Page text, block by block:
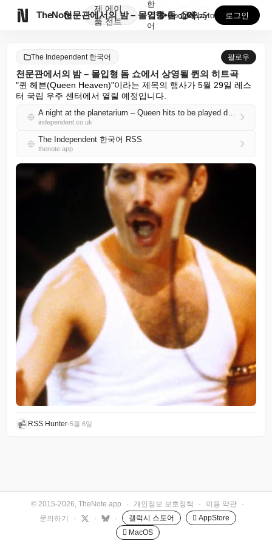
TheNote
제
품
에이
전트
천문관에서의 밤 – 몰입형 돔 쇼에서 상영될 퀸의 히트...
한
국
어
GooglePlay
AppStore 로그인
The Independent 한국어 팔로우
천문관에서의 밤 – 몰입형 돔 쇼에서 상영될 퀸의 히트곡
"퀸 헤븐(Queen Heaven)"이라는 제목의 행사가 5월 29일 레스
터 국립 우주 센터에서 열릴 예정입니다.
A night at the planetarium – Queen hits to be played during immersive dome show
independent.co.uk
The Independent 한국어 RSS
thenote.app
RSS Hunter•5월 6일
© 2015-2026, TheNote.app · 개인정보 보호정책 · 이용 약관
·
문의하기
· · · 갤럭시 스토어
 AppStore
 MacOS